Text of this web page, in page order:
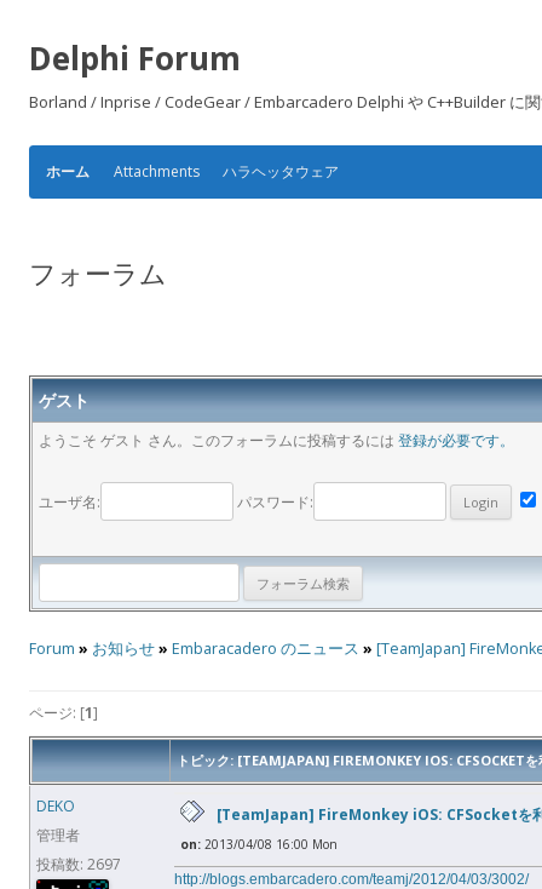
Delphi Forum
Borland / Inprise / CodeGear / Embarcadero Delphi や C++Builder に
ホーム Attachments ハラヘッタウェア
フォーラム
ゲスト
ようこそ ゲスト さん。このフォーラムに投稿するには 登録が必要です。
ユーザ名: パスワード:
Forum » お知らせ» Embaracadero のニュース » [TeamJapan]
ページ: [1]
トピック: [TEAMJAPAN] FIREMONKEY IOS: CFSOCKET
DEKO
管理者
投稿数: 2697
[TeamJapan] FireMonkey iOS: CFSocketを利
on: 2013/04/08 16:00 Mon
http://blogs.embarcadero.com/teamj/2012/04/03/3002/